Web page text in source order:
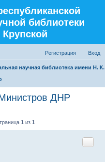
библиотеки
Вход
Регистрация
научная библиотека имени Н.
ДНР
1 из 1